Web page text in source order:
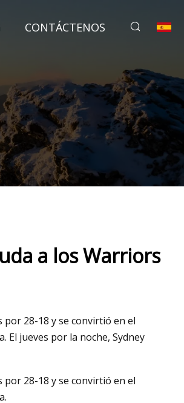
CONTÁCTENOS
a los Warriors
por 28-18 y se convirtió en el
El jueves por la noche, Sydney
por 28-18 y se convirtió en el